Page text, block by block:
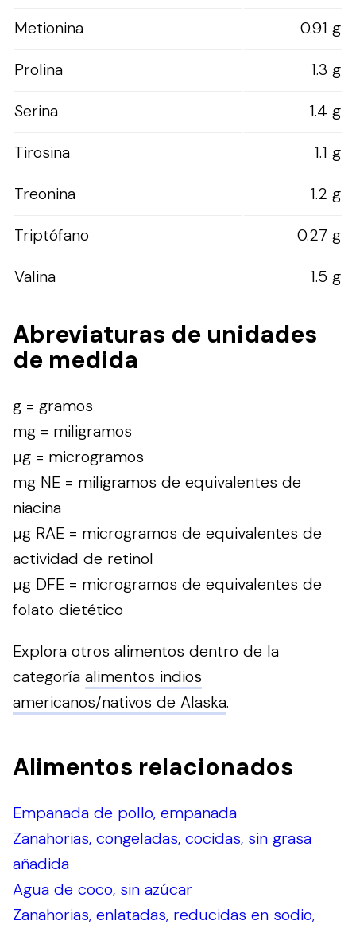
Metionina
0.91 g
Prolina
1.3 g
Serina
1.4 g
Tirosina
1.1 g
Treonina
1.2 g
Triptófano
0.27 g
Valina
1.5 g
Abreviaturas de unidades
de medida
g = gramos
mg = miligramos
µg = microgramos
mg NE = miligramos de equivalentes de
niacina
µg RAE = microgramos de equivalentes de
actividad de retinol
µg DFE = microgramos de equivalentes de
folato dietético
Explora otros alimentos dentro de la
categoría alimentos indios
americanos/nativos de Alaska.
Alimentos relacionados
Empanada de pollo, empanada
Zanahorias, congeladas, cocidas, sin grasa
añadida
Agua de coco, sin azúcar
Zanahorias, enlatadas, reducidas en sodio,